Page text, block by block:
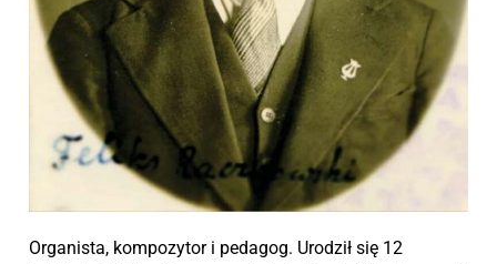
Organista, kompozytor i pedagog. Urodził się 12